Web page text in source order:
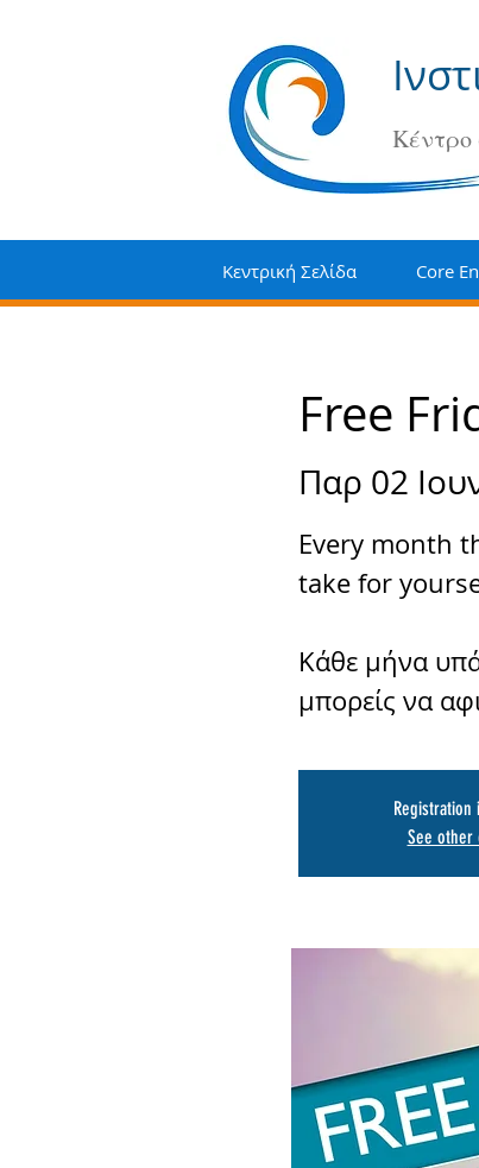
Κέντρο
Κεντρική Σελίδα Core
Free
Παρ 02
Every month
take for
Κάθε μήνα
μπορείς να
Registration
See other